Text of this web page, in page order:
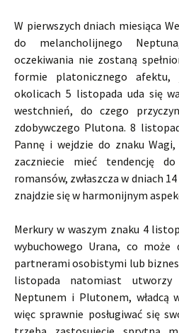
W pierwszych dniach miesiąca
do melancholijnego
oczekiwania nie zostaną
formie platonicznego
okolicach 5 listopada uda się
westchnień, do czego
zdobywczego Plutona. 8
Pannę i wejdzie do znaku
zaczniecie mieć tendencję
romansów, zwłaszcza w dniach
znajdzie się w harmonijnym
Merkury w waszym znaku 4
wybuchowego Urana, co
partnerami osobistymi lub
listopada natomiast
Neptunem i Plutonem, władcą
więc sprawnie posługiwać się